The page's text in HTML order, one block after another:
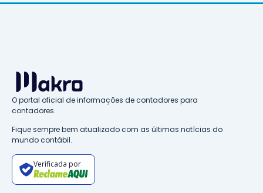
O portal oficial de informações de contadores para
contadores.
Fique sempre bem atualizado com as últimas notícias do
mundo contábil.
Verificada por